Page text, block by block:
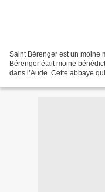
Saint Bérenger est un moine
Bérenger était moine
dans l’Aude. Cette abbaye